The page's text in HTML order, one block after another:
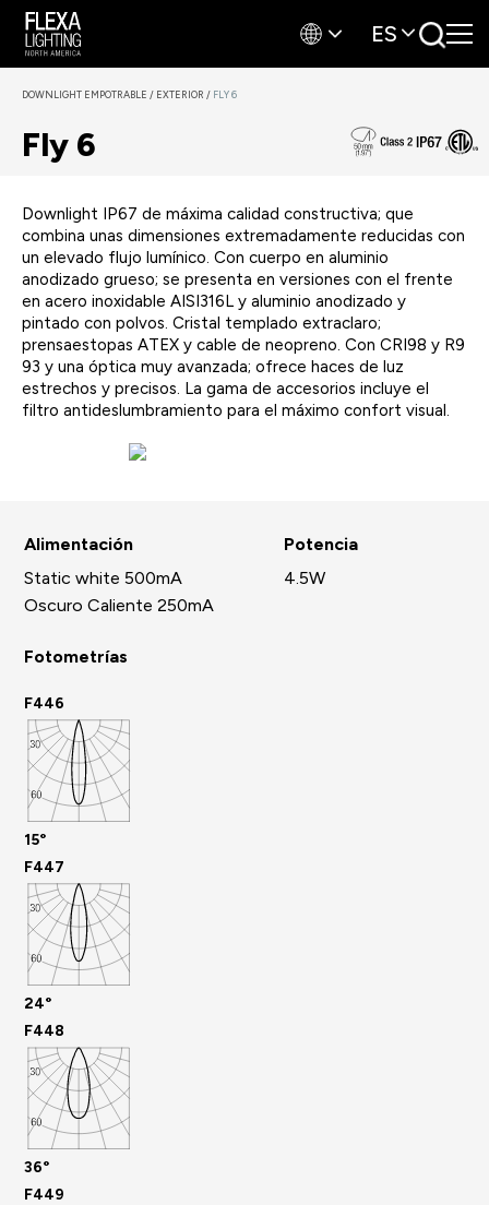
ES
DOWNLIGHT EMPOTRABLE / EXTERIOR / FLY 6
Fly 6
Alimentación
Static white 500mA
Oscuro Caliente 250mA
Potencia
4.5W
Fotometrías
F446
15°
F447
24°
F448
36°
F449
Downlight IP67 de máxima calidad constructiva; que
combina unas dimensiones extremadamente reducidas con
un elevado flujo lumínico. Con cuerpo en aluminio
anodizado grueso; se presenta en versiones con el frente
en acero inoxidable AISI316L y aluminio anodizado y
pintado con polvos. Cristal templado extraclaro;
prensaestopas ATEX y cable de neopreno. Con CRI98 y R9
93 y una óptica muy avanzada; ofrece haces de luz
estrechos y precisos. La gama de accesorios incluye el
filtro antideslumbramiento para el máximo confort visual.